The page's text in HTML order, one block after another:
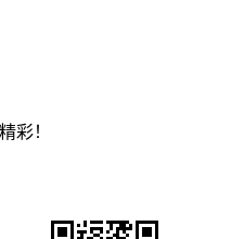
彩！